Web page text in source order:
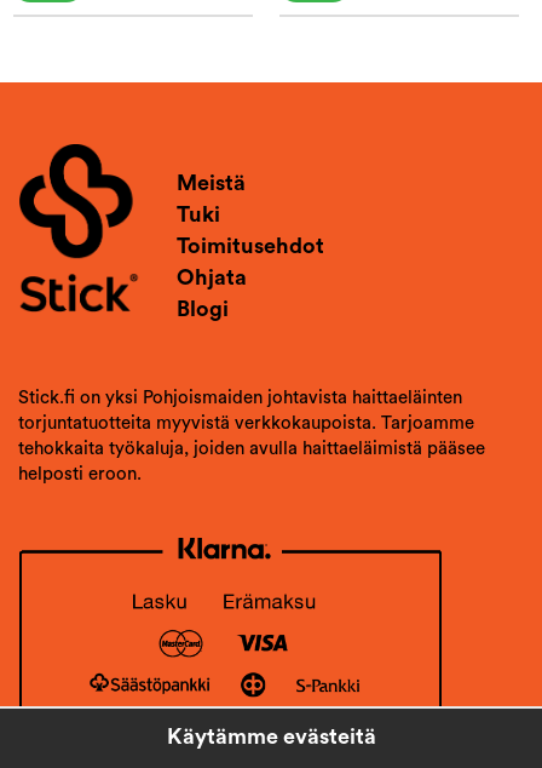
Meistä
Tuki
Toimitusehdot
Ohjata
Blogi
Stick.fi on yksi Pohjoismaiden johtavista haittaeläinten
torjuntatuotteita myyvistä verkkokaupoista. Tarjoamme
tehokkaita työkaluja, joiden avulla haittaeläimistä pääsee
helposti eroon.
Käytämme evästeitä